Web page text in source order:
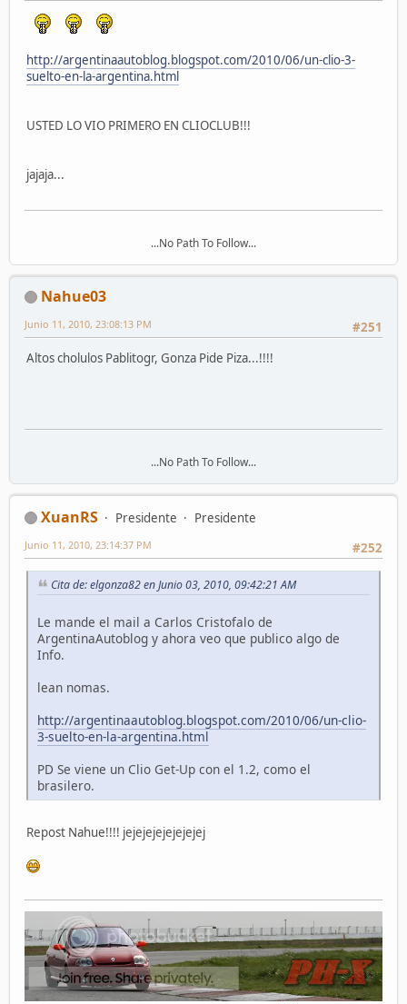
http://argentinaautoblog.blogspot.com/2010/06/un-clio-3-
suelto-en-la-argentina.html
USTED LO VIO PRIMERO EN CLIOCLUB!!!
jajaja...
...No Path To Follow...
Nahue03
#251
Junio 11, 2010, 23:08:13 PM
Altos cholulos Pablitogr, Gonza Pide Piza...!!!!
...No Path To Follow...
XuanRS Presidente
Presidente
#252
Junio 11, 2010, 23:14:37 PM
Cita de: elgonza82 en Junio 03, 2010, 09:42:21 AM
Le mande el mail a Carlos Cristofalo de
ArgentinaAutoblog y ahora veo que publico algo de
Info.
lean nomas.
http://argentinaautoblog.blogspot.com/2010/06/un-clio-
3-suelto-en-la-argentina.html
PD Se viene un Clio Get-Up con el 1.2, como el
brasilero.
Repost Nahue!!!! jejejejejejejejej